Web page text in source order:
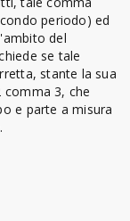
periodo) ed
del
se tale
stante la sua
comma 3, che
e parte a misura